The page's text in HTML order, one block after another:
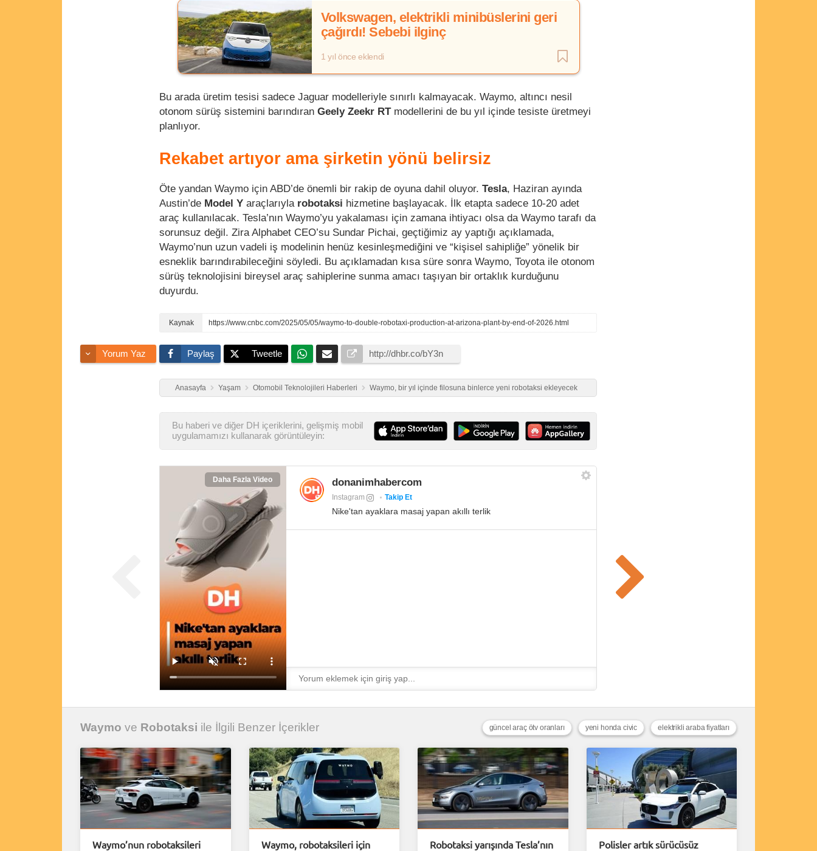
Volkswagen, elektrikli minibüslerini geri
çağırdı! Sebebi ilginç
1 yıl önce eklendi
Bu arada üretim tesisi sadece Jaguar modelleriyle sınırlı kalmayacak. Waymo, altıncı nesil
otonom sürüş sistemini barındıran Geely Zeekr RTmodellerini de bu yıl içinde tesiste üretmeyi
planlıyor.
Rekabet artıyor ama şirketin yönü belirsiz
Öte yandan Waymo için ABD’de önemli bir rakip de oyuna dahil oluyor. Tesla, Haziran ayında
Austin’de Model Y araçlarıyla robotaksi hizmetine başlayacak. İlk etapta sadece 10-20 adet
araç kullanılacak. Tesla’nın Waymo’yu yakalaması için zamana ihtiyacı olsa da Waymo tarafı da
sorunsuz değil. Zira Alphabet CEO’su Sundar Pichai, geçtiğimiz ay yaptığı açıklamada,
Waymo’nun uzun vadeli iş modelinin henüz kesinleşmediğini ve “kişisel sahipliğe” yönelik bir
esneklik barındırabileceğini söyledi. Bu açıklamadan kısa süre sonra Waymo, Toyota ile otonom
sürüş teknolojisini bireysel araç sahiplerine sunma amacı taşıyan bir ortaklık kurduğunu
duyurdu.
https://www.cnbc.com/2025/05/05/waymo-to-double-robotaxi-production-at-arizona-plant-by-end-of-2026.html
Yorum Yaz Paylaş Tweetle
Anasayfa Yaşam Otomobil Teknolojileri Haberleri Waymo, bir yıl içinde filosuna binlerce yeni robotaksi ekleyecek
Bu haberi ve diğer DH içeriklerini, gelişmiş mobil
uygulamamızı kullanarak görüntüleyin:
Daha Fazla Video donanimhabercom
Instagram Takip Et
Nike'tan ayaklara masaj yapan akıllı terlik
Waymo ve Robotaksi ile İlgili Benzer İçerikler elektrikli araba fiyatları
yeni honda civic
güncel araç ötv oranları
Waymo’nun robotaksileri Waymo, robotaksileri için Robotaksi yarışında Tesla’nın Polisler artık sürücüsüz